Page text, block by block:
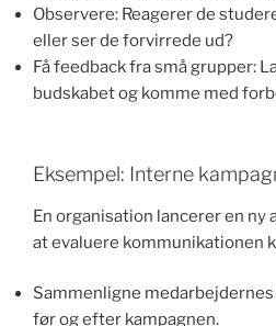
Observere: Reagerer de
eller ser de forvirrede ud?
Få feedback fra små grupper:
budskabet og komme med
Eksempel: Interne
En organisation lancerer en ny
at evaluere kommunikationen
Sammenligne
før og efter kampagnen.